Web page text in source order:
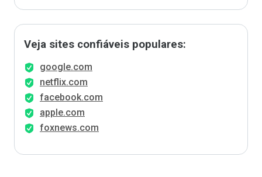
Veja sites confiáveis populares:
google.com
netflix.com
facebook.com
apple.com
foxnews.com